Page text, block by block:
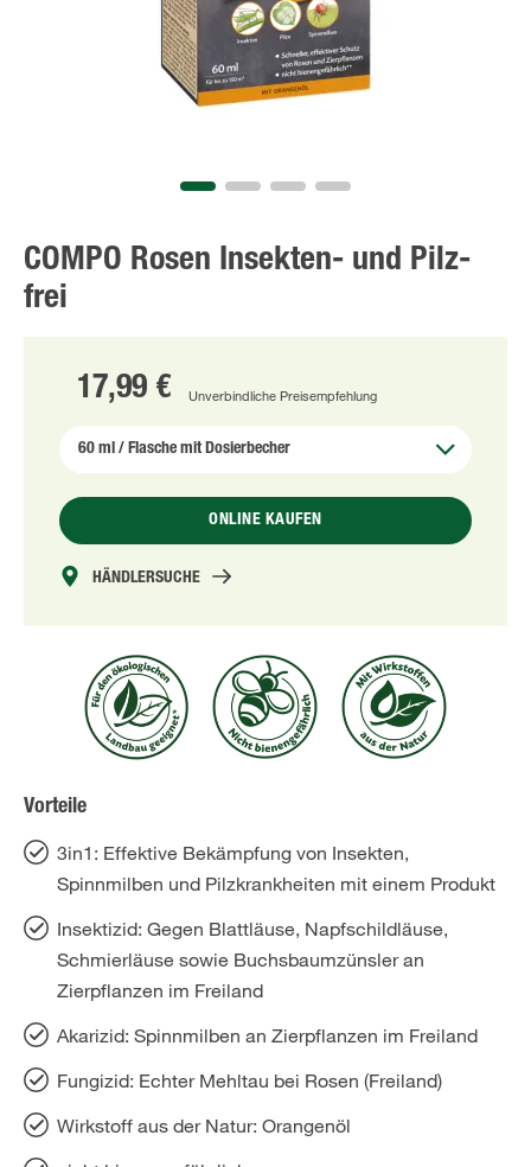
COMPO Rosen Insekten- und Pilz-
frei
17,99 € Unverbindliche Preisempfehlung
ONLINE KAUFEN
HÄNDLERSUCHE
Vorteile
3in1: Effektive Bekämpfung von Insekten,
Spinnmilben und Pilzkrankheiten mit einem Produkt
Insektizid: Gegen Blattläuse, Napfschildläuse,
Schmierläuse sowie Buchsbaumzünsler an
Zierpflanzen im Freiland
Akarizid: Spinnmilben an Zierpflanzen im Freiland
Fungizid: Echter Mehltau bei Rosen (Freiland)
Wirkstoff aus der Natur: Orangenöl